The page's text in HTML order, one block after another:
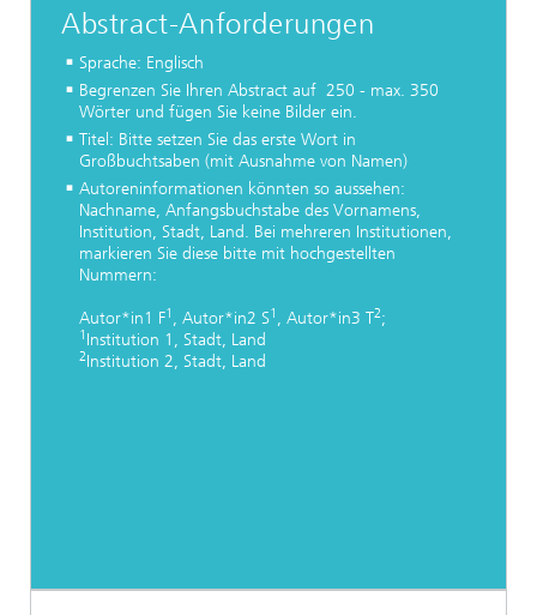
Abstract-Anforderungen
Sprache: Englisch
Begrenzen Sie Ihren Abstract auf 250 - max. 350
Wörter und fügen Sie keine Bilder ein.
Titel: Bitte setzen Sie das erste Wort in
Großbuchtsaben (mit Ausnahme von Namen)
Autoreninformationen könnten so aussehen:
Nachname, Anfangsbuchstabe des Vornamens,
Institution, Stadt, Land. Bei mehreren Institutionen,
markieren Sie diese bitte mit hochgestellten
Nummern:
Autor*in1 F1 , Autor*in2 S1 , Autor*in3 T2;
1 Institution 1, Stadt, Land
2Institution 2, Stadt, Land